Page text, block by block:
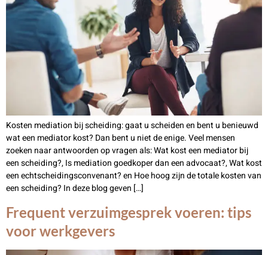
Kosten mediation bij scheiding: gaat u scheiden en bent u benieuwd
wat een mediator kost? Dan bent u niet de enige. Veel mensen
zoeken naar antwoorden op vragen als: Wat kost een mediator bij
een scheiding?, Is mediation goedkoper dan een advocaat?, Wat kost
een echtscheidingsconvenant? en Hoe hoog zijn de totale kosten van
een scheiding? In deze blog geven […]
Frequent verzuimgesprek voeren: tips
voor werkgevers